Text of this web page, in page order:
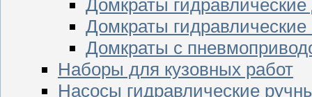
Домкраты
Домкраты гидравлические
Домкраты с
Наборы для кузовных работ
Насосы гидравлические